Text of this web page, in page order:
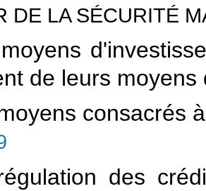
DE LA SÉCURITÉ
de leurs
consacrés
des